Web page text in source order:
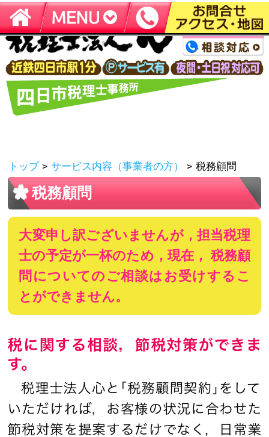
四日市で『税務顧問』で税理士をお探しの方へ
トップ > サービス内容（事業者の方） > 税務顧問
税務顧問
大変申し訳ございませんが，担当税理
士の予定が一杯のため，現在， 税務顧
問についてのご相談はお受けするこ
とができません。